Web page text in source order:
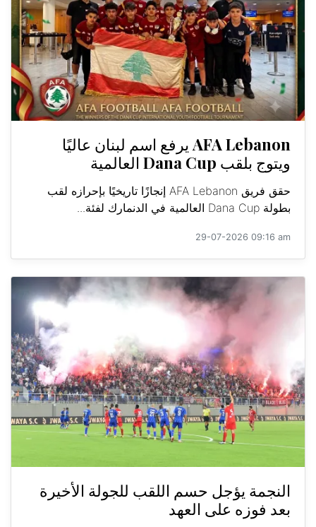
AFA Lebanon يرفع اسم لبنان عاليًا
ويتوج بلقب Dana Cup العالمية
حقق فريق AFA Lebanon إنجازًا تاريخيًا بإحرازه لقب
بطولة Dana Cup العالمية في الدنمارك لفئة...
29-07-2026 09:16 am
النجمة يؤجل حسم اللقب للجولة الأخيرة
بعد فوزه على العهد